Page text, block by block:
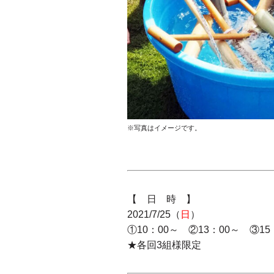
※写真はイメージです。
【 日 時 】
2021/7/25（ 日 ）
①10：00～ ②13：00～ ③15
★各回3組様限定